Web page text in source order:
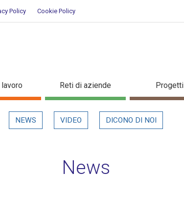
Policy Cookie Policy
Reti di aziende Progetti
NEWS VIDEO DICONO DI NOI
News